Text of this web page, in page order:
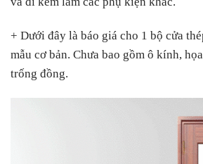
+ Dưới đây là báo giá cho 1 bộ cửa
mẫu cơ bản. Chưa bao gồm ô kính,
trống đồng.